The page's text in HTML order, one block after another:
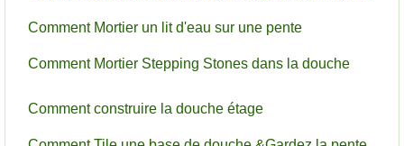
Comment Mortier un lit d'eau sur une pente
Comment Mortier Stepping Stones dans la douche
Comment construire la douche étage